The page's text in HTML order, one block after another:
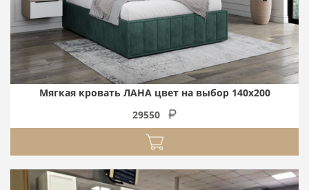
Мягкая кровать ЛАНА цвет на выбор 140х200
29550